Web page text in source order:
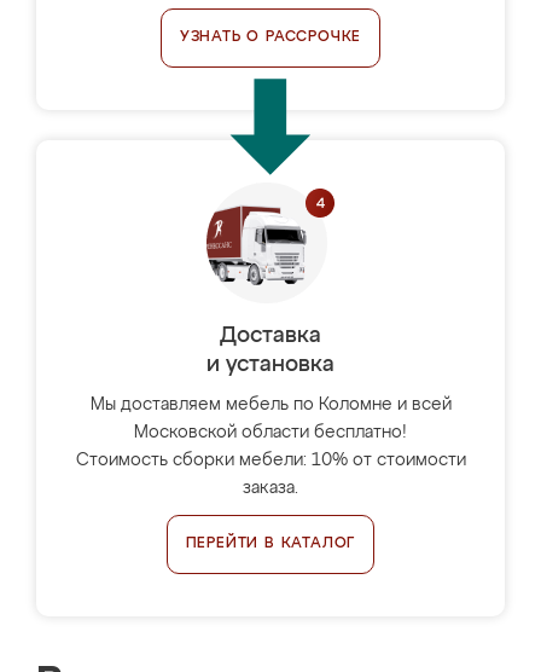
УЗНАТЬ О РАССРОЧКЕ
Доставка
и установка
Мы доставляем мебель по Коломне и всей
Московской области бесплатно!
Стоимость сборки мебели: 10% от стоимости
заказа.
ПЕРЕЙТИ В КАТАЛОГ